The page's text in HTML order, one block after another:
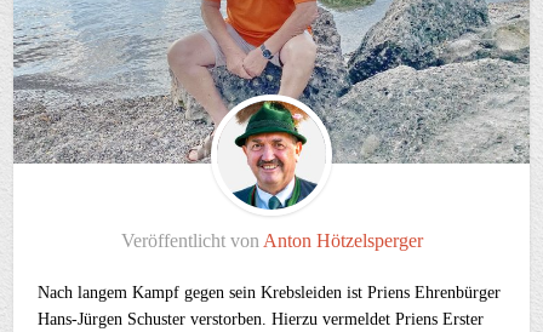
Veröffentlicht von Anton Hötzelsperger
Nach langem Kampf gegen sein Krebsleiden ist Priens Ehrenbürger
Hans-Jürgen Schuster verstorben. Hierzu vermeldet Priens Erster